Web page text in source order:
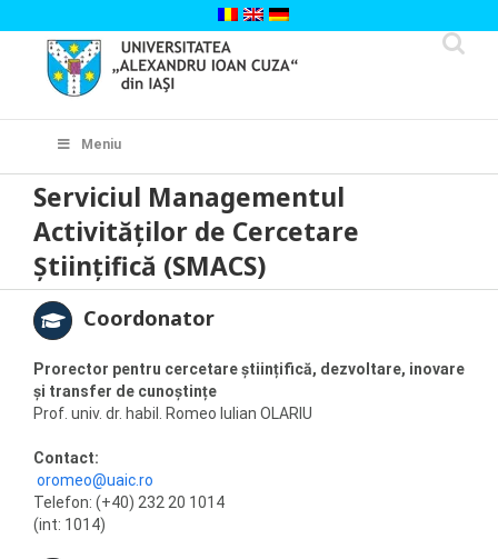
to
content
Meniu
Serviciul Managementul
Activităților de Cercetare
Științifică (SMACS)
Coordonator
Prorector pentru cercetare științifică, dezvoltare, inovare
și transfer de cunoștințe
Prof. univ. dr. habil. Romeo Iulian OLARIU
Contact:
oromeo@uaic.ro
Telefon: (+40) 232 20 1014
(int: 1014)